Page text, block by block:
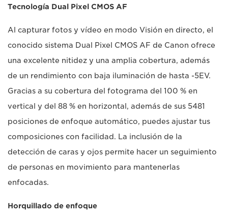
Tecnología Dual Pixel CMOS AF
Al capturar fotos y vídeo en modo Visión en directo, el
conocido sistema Dual Pixel CMOS AF de Canon ofrece
una excelente nitidez y una amplia cobertura, además
de un rendimiento con baja iluminación de hasta -5EV.
Gracias a su cobertura del fotograma del 100 % en
vertical y del 88 % en horizontal, además de sus 5481
posiciones de enfoque automático, puedes ajustar tus
composiciones con facilidad. La inclusión de la
detección de caras y ojos permite hacer un seguimiento
de personas en movimiento para mantenerlas
enfocadas.
Horquillado de enfoque